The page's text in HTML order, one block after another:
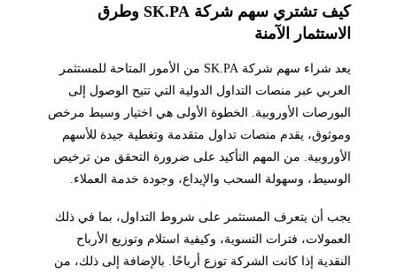
كيف تشتري سهم شركة SK.PA وطرق
الاستثمار الآمنة
يعد شراء سهم شركة SK.PA من الأمور المتاحة للمستثمر
العربي عبر منصات التداول الدولية التي تتيح الوصول إلى
البورصات الأوروبية. الخطوة الأولى هي اختيار وسيط مرخص
وموثوق، يقدم منصات تداول متقدمة وتغطية جيدة للأسهم
الأوروبية. من المهم التأكيد على ضرورة التحقق من ترخيص
الوسيط، وسهولة السحب والإيداع، وجودة خدمة العملاء.
يجب أن يتعرف المستثمر على شروط التداول، بما في ذلك
العمولات، فترات التسوية، وكيفية استلام وتوزيع الأرباح
النقدية إذا كانت الشركة توزع أرباحًا. بالإضافة إلى ذلك، من